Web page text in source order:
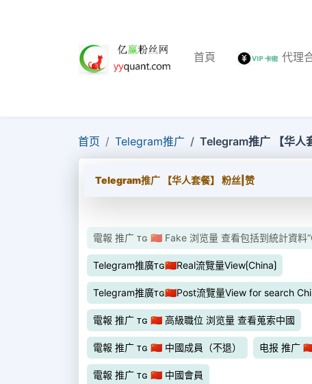
首頁 代理
首页 Telegram推广 Telegram推广 【华人
Telegram推广 【华人套餐】 粉丝|赞
電報 推广 ᴛɢ 🇨🇳 Fake 浏览量 查看包括到統計資料
Telegram推廣ᴛɢ🇨🇳Real流覽量View⟮China⟯
Telegram推廣ᴛɢ🇨🇳Post流覽量View for search
電報 推广 ᴛɢ 🇨🇳 高級職位 浏览量 查看蒐索中國
電報 推广 ᴛɢ 🇨🇳 中國成員（不退） 电报 推广
電報 推广 ᴛɢ 🇨🇳 中國會員